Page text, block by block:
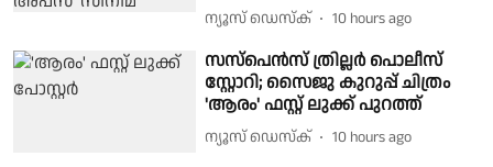
ന്യൂസ് ഡെസ്ക് 10 hours ago
സസ്‌പെൻസ് ത്രില്ലർ പൊലീസ്
സ്റ്റോറി; സൈജു കുറുപ്പ് ചിത്രം
'ആരം' ഫസ്റ്റ് ലുക്ക് പുറത്ത്
ന്യൂസ് ഡെസ്ക് 10 hours ago